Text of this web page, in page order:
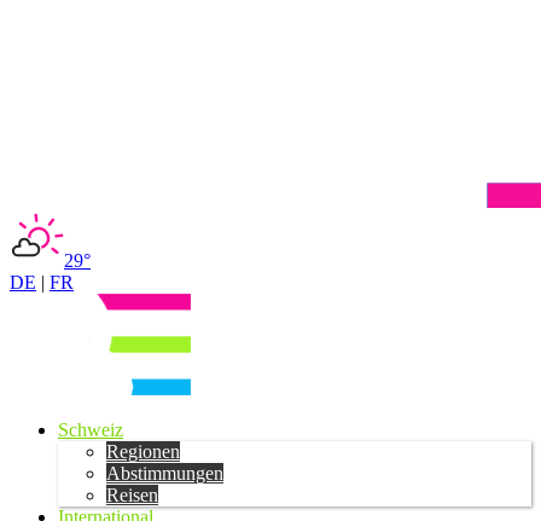
29°
DE | FR
Schweiz
Regionen
Abstimmungen
Reisen
International